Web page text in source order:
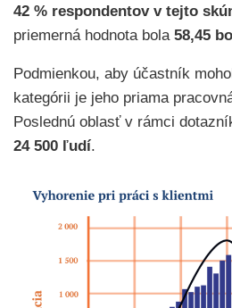
42 % respondentov v tejto
priemerná hodnota bola 58,45
Podmienkou, aby účastník
kategórii je jeho priama
Poslednú oblasť v rámci
24 500 ľudí.